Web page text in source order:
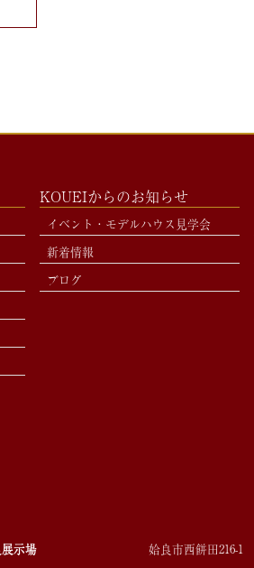
KOUEIからのお知らせ
イベント・モデルハウス見学会
新着情報
ブログ
示場 姶良市西餅田216-1